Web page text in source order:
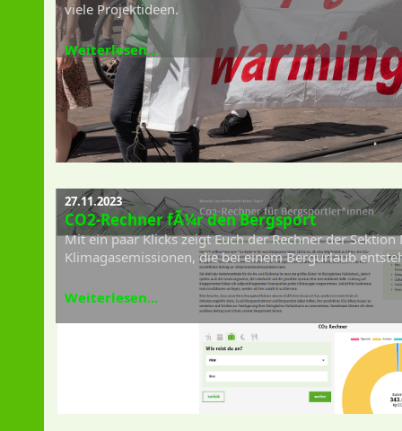
viele Projektideen.
Weiterlesen...
27.11.2023
CO2-Rechner fÃ¼r den Bergsport
Mit ein paar Klicks zeigt Euch der Rechner der
Klimagasemissionen, die bei einem Bergurlaub
Weiterlesen...